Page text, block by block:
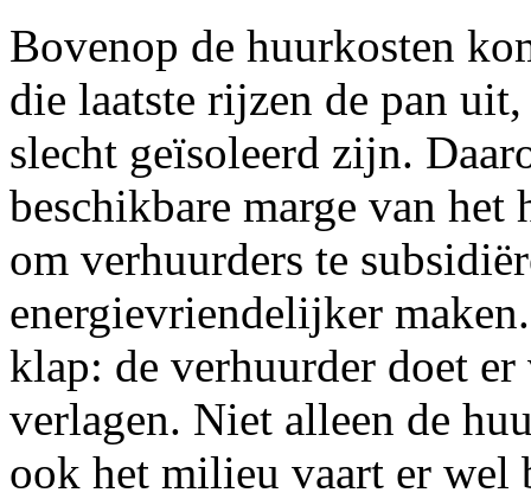
Bovenop de huurkosten
die laatste rijzen de pan
slecht geïsoleerd zijn.
beschikbare marge van
om verhuurders te
energievriendelijker
klap: de verhuurder doet
verlagen. Niet alleen de
ook het milieu vaart er wel